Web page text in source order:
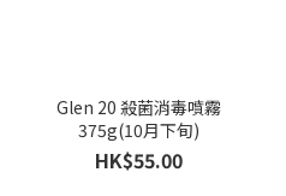
Glen 20 殺菌消毒噴霧
375g(10月下旬)
HK$55.00